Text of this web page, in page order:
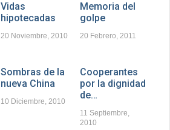
Vidas
hipotecadas
20 Noviembre, 2010
Memoria del
golpe
20 Febrero, 2011
Sombras de la
nueva China
10 Diciembre, 2010
Cooperantes
por la dignidad
de…
11 Septiembre,
2010